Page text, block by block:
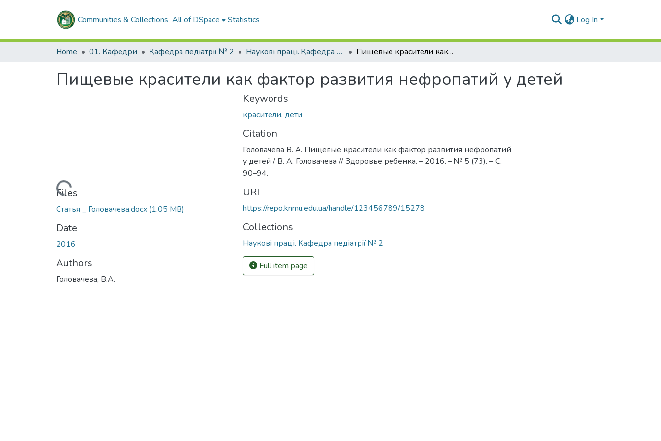
Communities & Collections All of DSpace Statistics Log In
Home 01. Кафедри Кафедра педіатрії № 2 Наукові праці. Кафедра педіатрії № 2 Пищевые красители как фактор развития нефропатий у детей
Пищевые красители как фактор развития нефропатий у детей
Loading...
Files
Статья _ Головачева.docx (1.05 MB)
Date
2016
Authors
Головачева, В.А.
Keywords
красители, дети
Citation
Головачева В. А. Пищевые красители как фактор развития нефропатий
у детей / В. А. Головачева // Здоровье ребенка. – 2016. – № 5 (73). – C.
90–94.
URI
https://repo.knmu.edu.ua/handle/123456789/15278
Collections
Наукові праці. Кафедра педіатрії № 2
Full item page